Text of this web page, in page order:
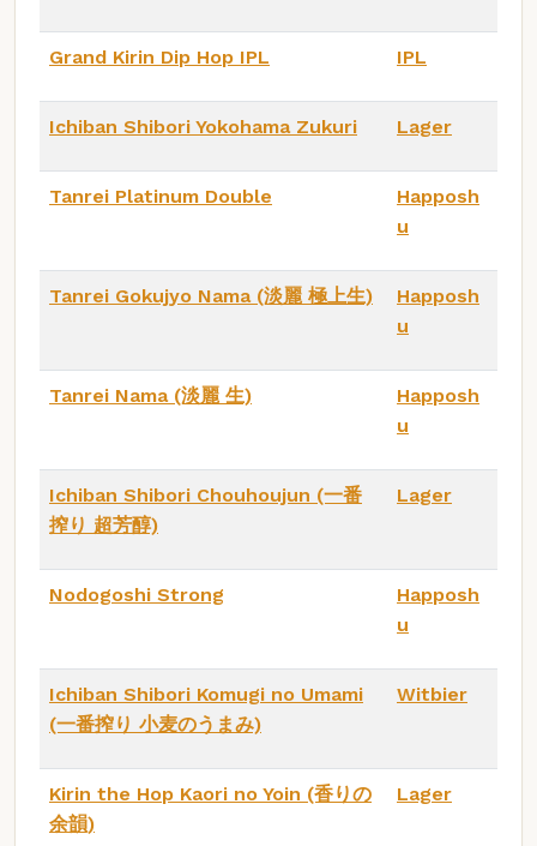
Grand Kirin Dip Hop IPL IPL
Ichiban Shibori Yokohama Zukuri Lager
Tanrei Platinum Double
Happosh
u
Tanrei Gokujyo Nama (淡麗 極上生)
Happosh
u
Tanrei Nama (淡麗 生)
Happosh
u
Ichiban Shibori Chouhoujun (一番
搾り 超芳醇)
Lager
Nodogoshi Strong
Happosh
u
Ichiban Shibori Komugi no Umami
(一番搾り 小麦のうまみ)
Witbier
Kirin the Hop Kaori no Yoin (香りの
余韻)
Lager